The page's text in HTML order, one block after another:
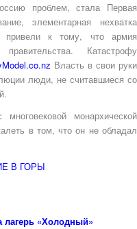
проблем, стала Первая
элементарная нехватка
привели к тому, что армия
Катастрофу
Власть в свои руки
люди, не считавшиеся со
монархической
в том, что он не обладал
В ГОРЫ
лагерь «Холодный»